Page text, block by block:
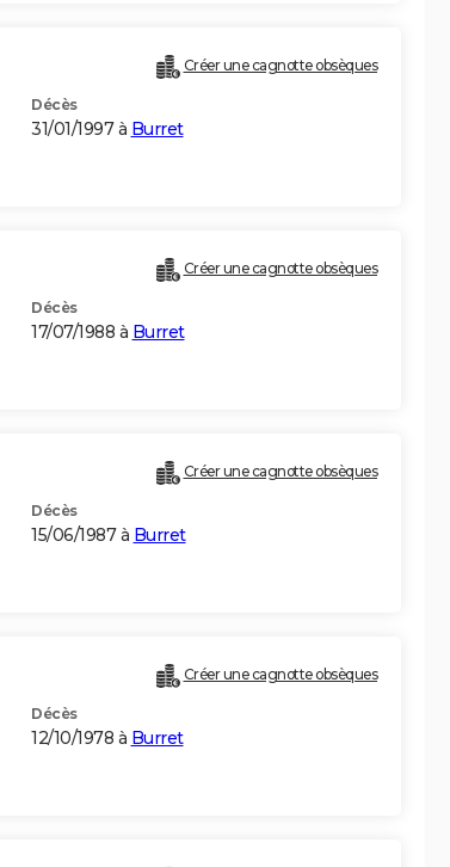
Créer une cagnotte obsèques
Décès
31/01/1997 à Burret
Créer une cagnotte obsèques
Décès
17/07/1988 à Burret
Créer une cagnotte obsèques
Décès
15/06/1987 à Burret
Créer une cagnotte obsèques
Décès
12/10/1978 à Burret